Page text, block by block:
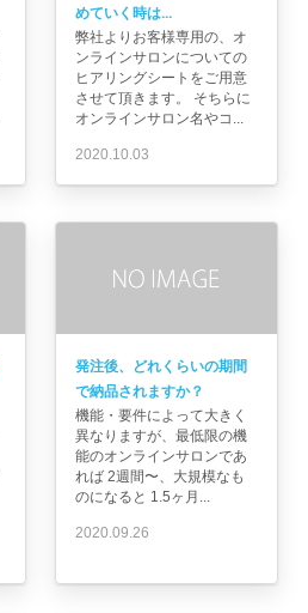
めていく時は...
弊社よりお客様専用の、オ
ンラインサロンについての
ヒアリングシートをご用意
させて頂きます。 そちらに
オンラインサロン名やコ...
2020.10.03
発注後、どれくらいの期間
で納品されますか？
機能・要件によって大きく
異なりますが、最低限の機
能のオンラインサロンであ
れば 2週間〜、大規模なも
のになると 1.5ヶ月...
2020.09.26